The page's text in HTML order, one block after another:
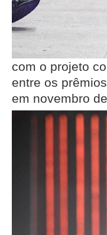
com o projeto
entre os
em novembro